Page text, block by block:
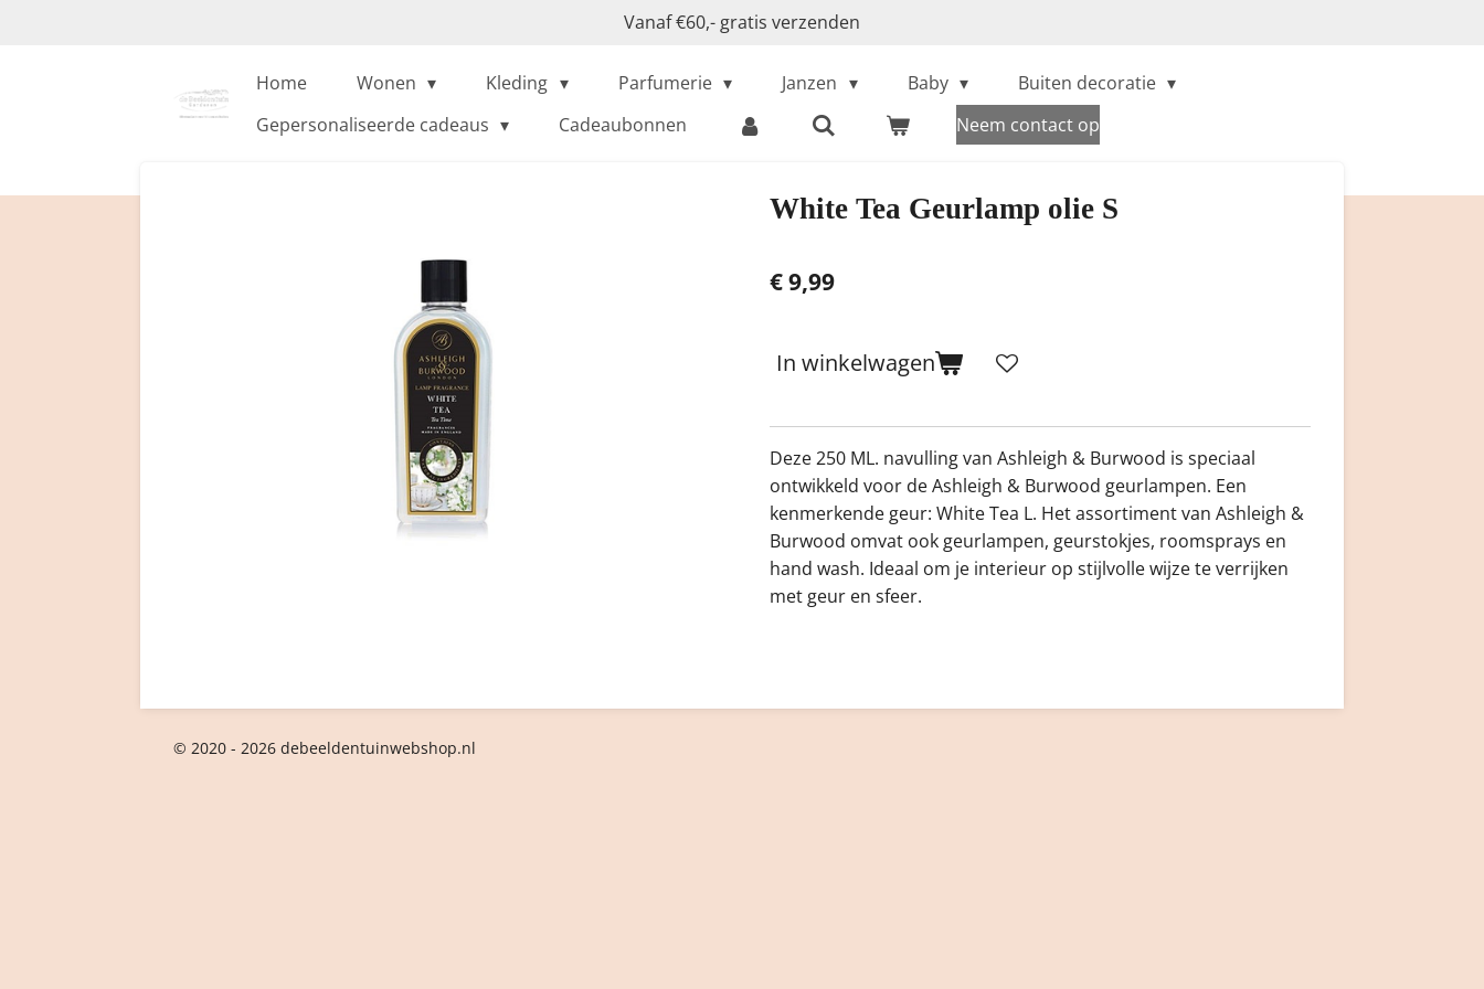
Vanaf €60,- gratis verzenden
Home Wonen Kleding Parfumerie Janzen Baby
Buiten decoratie
Gepersonaliseerde cadeaus
Cadeaubonnen Neem contact op
White Tea Geurlamp olie S
€ 9,99
In winkelwagen
Deze 250 ML. navulling van Ashleigh & Burwood is speciaal
ontwikkeld voor de Ashleigh & Burwood geurlampen. Een
kenmerkende geur: White Tea L. Het assortiment van Ashleigh &
Burwood omvat ook geurlampen, geurstokjes, roomsprays en
hand wash. Ideaal om je interieur op stijlvolle wijze te verrijken
met geur en sfeer.
© 2020 - 2026 debeeldentuinwebshop.nl